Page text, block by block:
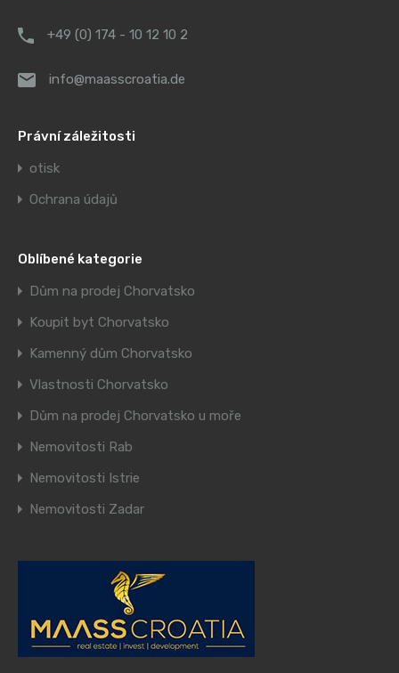
+49 (0) 174 - 10 12 10 2
info@maasscroatia.de
Právní záležitosti
otisk
Ochrana údajů
Oblíbené kategorie
Dům na prodej Chorvatsko
Koupit byt Chorvatsko
Kamenný dům Chorvatsko
Vlastnosti Chorvatsko
Dům na prodej Chorvatsko u moře
Nemovitosti Rab
Nemovitosti Istrie
Nemovitosti Zadar